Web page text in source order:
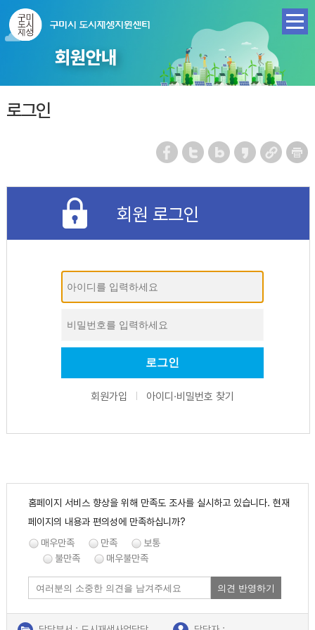
회원안내
로그인
회원 로그인
회원가입 아이디·비밀번호 찾기
홈페이지 서비스 향상을 위해 만족도 조사를 실시하고 있습니다. 현재
페이지의 내용과 편의성에 만족하십니까?
매우만족
만족
보통
불만족
매우불만족
의견 반영하기